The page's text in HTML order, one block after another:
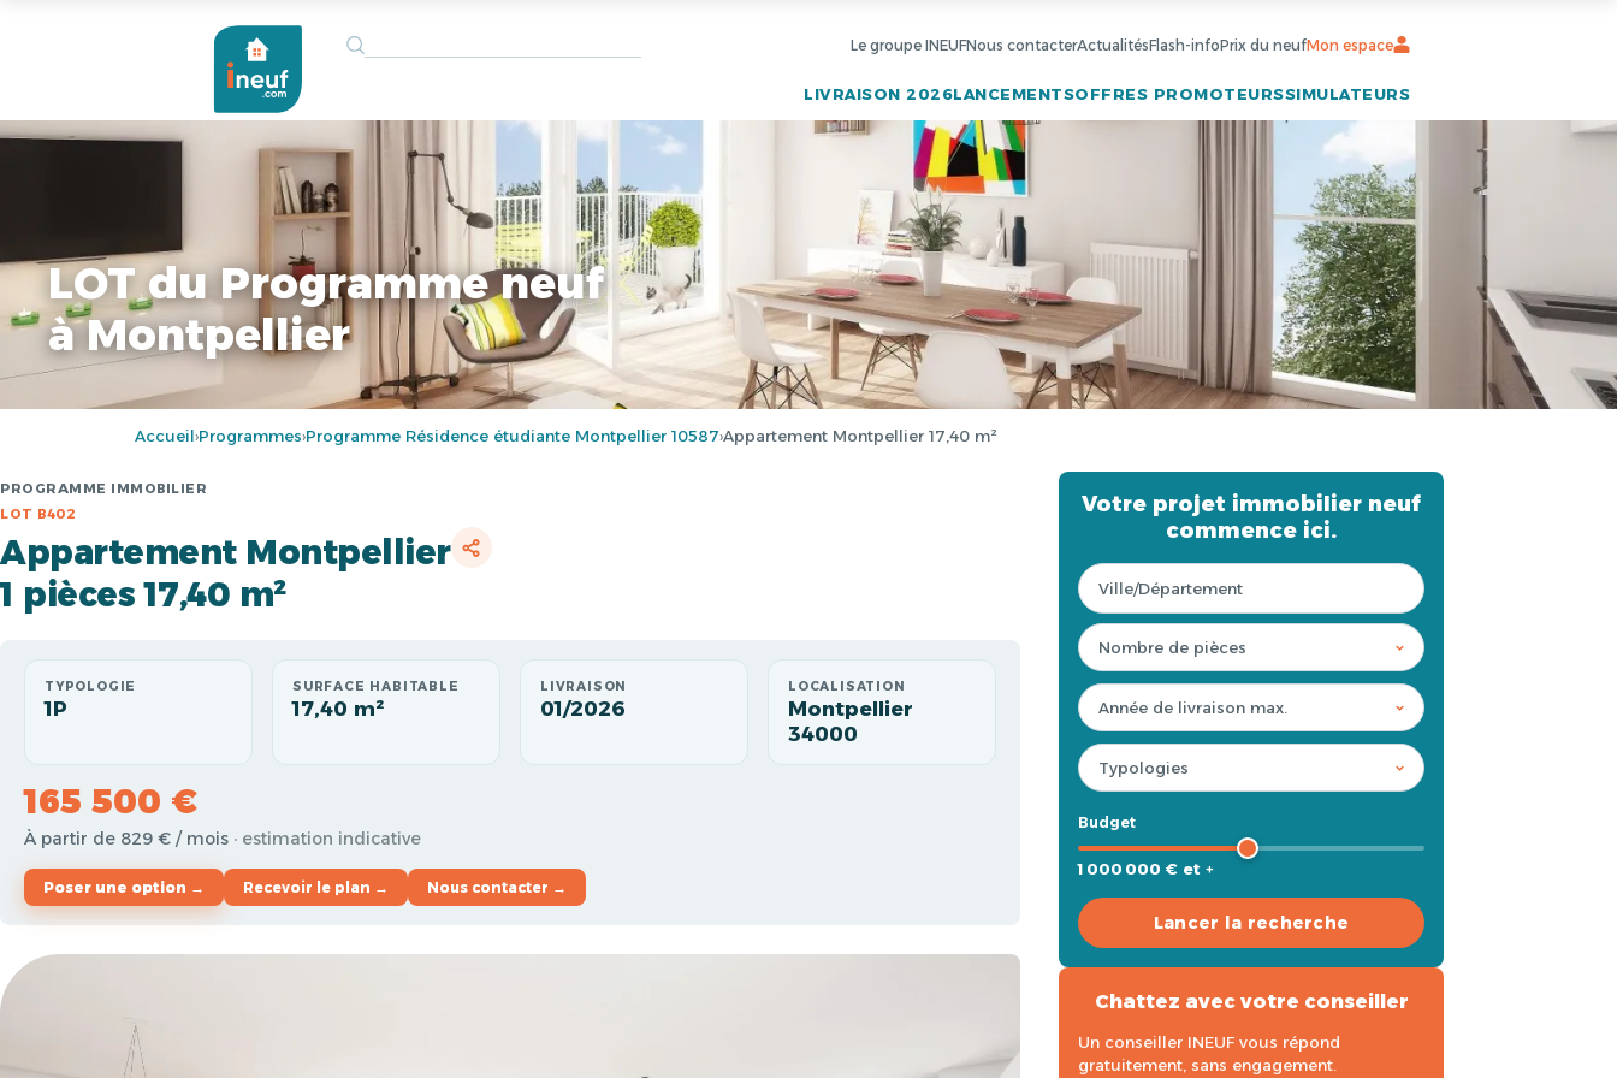
Le groupe INEUFNous contacterActualitésFlash-infoPrix du neufMon espace
LIVRAISON 2026LANCEMENTSOFFRES PROMOTEURSSIMULATEURS
LOT du Programme neuf
à Montpellier
Accueil›Programmes›Programme Résidence étudiante Montpellier 10587›Appartement Montpellier 17,40 m²
PROGRAMME IMMOBILIER
LOT B402
Appartement Montpellier
1 pièces 17,40 m²
TYPOLOGIE
1P
SURFACE HABITABLE
17,40 m²
LIVRAISON
01/2026
LOCALISATION
Montpellier
34000
165 500 €
À partir de 829 € / mois · estimation indicative
Poser une option → Recevoir le plan → Nous contacter →
Votre projet immobilier neuf
commence ici.
Budget
1 000 000 € et +
Lancer la recherche
Chattez avec votre conseiller
Un conseiller INEUF vous répond
gratuitement, sans engagement.